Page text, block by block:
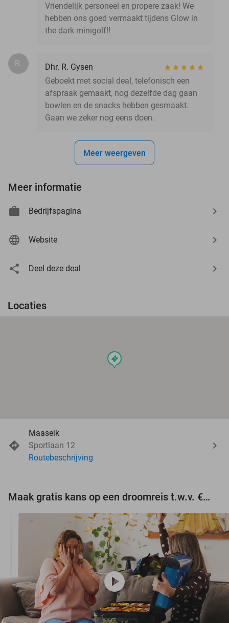
Vriendelijk personeel en propere zaak! We
hebben ons goed vermaakt tijdens Glow in
the dark minigolf!!
R.
Dhr. R. Gysen
Geboekt met social deal, telefonisch een
afspraak gemaakt, nog dezelfde dag gaan
bowlen en de snacks hebben gesmaakt.
Gaan we zeker nog eens doen.
Meer weergeven
Meer informatie
Bedrijfspagina
Website
Deel deze deal
Locaties
events
Maaseik
Sportlaan 12
Routebeschrijving
Maak gratis kans op een droomreis t.w.v. €3.000!
play_circle